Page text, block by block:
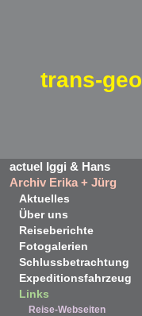
trans-geo
actuel Iggi & Hans
Archiv Erika + Jürg
Aktuelles
Über uns
Reiseberichte
Fotogalerien
Schlussbetrachtung
Expeditionsfahrzeug
Links
Reise-Webseiten